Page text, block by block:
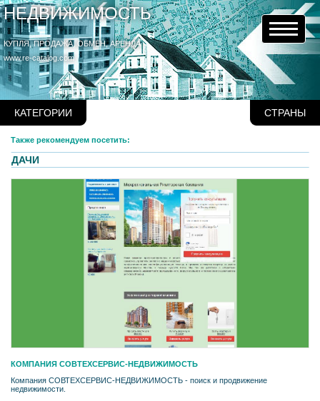
НЕДВИЖИМОСТЬ
КУПЛЯ, ПРОДАЖА, ОБМЕН, АРЕНДА
www.re-catalog.com
КАТЕГОРИИ СТРАНЫ
Также рекомендуем посетить:
ДАЧИ
КОМПАНИЯ СОВТЕХСЕРВИС-НЕДВИЖИМОСТЬ
Компания СОВТЕХСЕРВИС-НЕДВИЖИМОСТЬ - поиск и продвижение
недвижимости.